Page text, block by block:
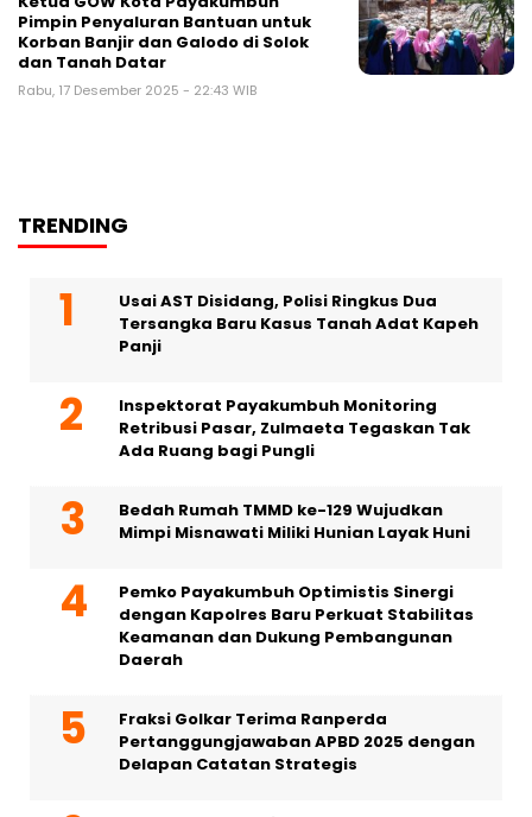
Pimpin Penyaluran Bantuan untuk
Korban Banjir dan Galodo di Solok
dan Tanah Datar
Rabu, 17 Desember 2025 - 22:43 WIB
TRENDING
Usai AST Disidang, Polisi Ringkus Dua
Tersangka Baru Kasus Tanah Adat Kapeh
Panji
Inspektorat Payakumbuh Monitoring
Retribusi Pasar, Zulmaeta Tegaskan Tak
Ada Ruang bagi Pungli
Bedah Rumah TMMD ke-129 Wujudkan
Mimpi Misnawati Miliki Hunian Layak Huni
Pemko Payakumbuh Optimistis Sinergi
dengan Kapolres Baru Perkuat Stabilitas
Keamanan dan Dukung Pembangunan
Daerah
Fraksi Golkar Terima Ranperda
Pertanggungjawaban APBD 2025 dengan
Delapan Catatan Strategis